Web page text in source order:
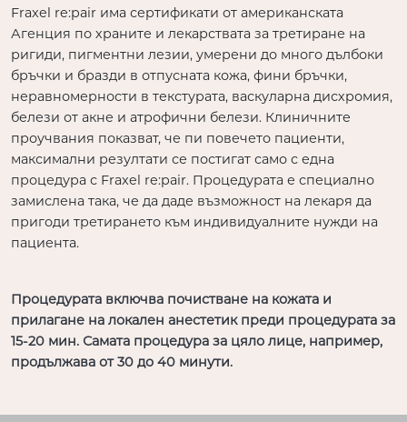
Fraxel re:pair има сертификати от американската
Агенция по храните и лекарствата за третиране на
ригиди, пигментни лезии, умерени до много дълбоки
бръчки и бразди в отпусната кожа, фини бръчки,
неравномерности в текстурата, васкуларна дисхромия,
белези от акне и атрофични белези. Клиничните
проучвания показват, че пи повечето пациенти,
максимални резултати се постигат само с една
процедура с Fraxel re:pair. Процедурата е специално
замислена така, че да даде възможност на лекаря да
пригоди третирането към индивидуалните нужди на
пациента.
Процедурата включва почистване на кожата и
прилагане на локален анестетик преди процедурата за
15-20 мин. Самата процедура за цяло лице, например,
продължава от 30 до 40 минути.